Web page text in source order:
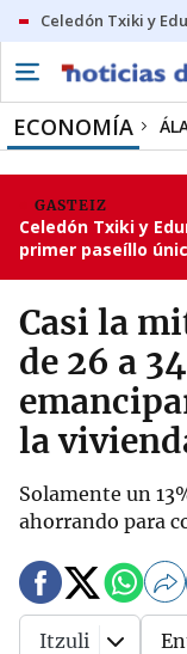
Celedón Txiki y
ECONOMÍA
GASTEIZ
Celedón Txiki y
primer paseíllo
Casi la
de 26 a
la
Solamente un
ahorrando para
Itzuli